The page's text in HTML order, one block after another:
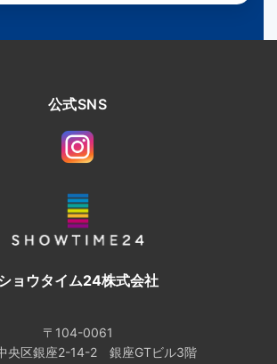
ョウタイム24株式会社
〒104-0061
央区銀座2-14-2 銀座GTビル3階
公式SNS